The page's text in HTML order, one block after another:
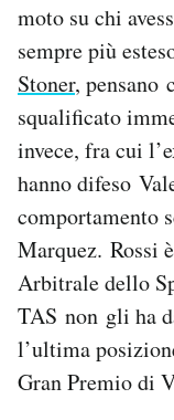
moto su chi
sempre più
Stoner, pensano
squalificato
invece, fra cui
hanno difeso
comportamento
Marquez. Rossi
Arbitrale dello
TAS non gli ha
l’ultima
Gran Premio di